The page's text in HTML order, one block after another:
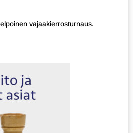
vajaakierrosturnaus.